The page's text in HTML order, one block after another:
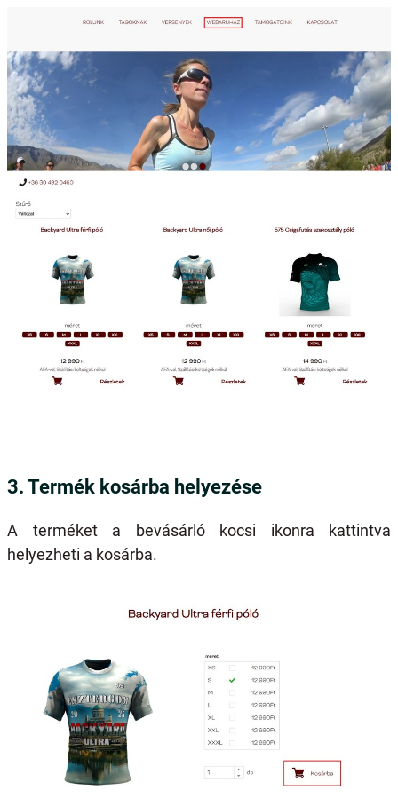
3. Termék kosárba helyezése
A terméket a bevásárló kocsi ikonra kattintva
helyezheti a kosárba.